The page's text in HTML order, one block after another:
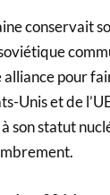
conservait
pour
Unis et de
son statut